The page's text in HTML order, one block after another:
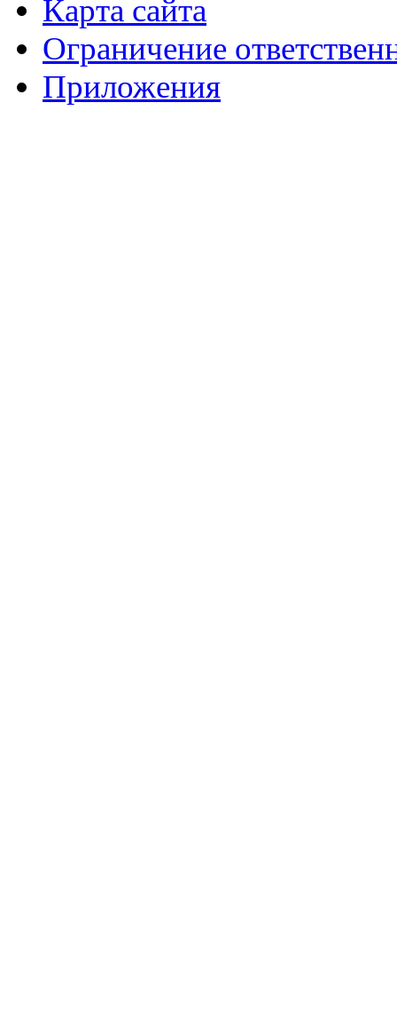
Карта сайта
Ограничение
Приложения